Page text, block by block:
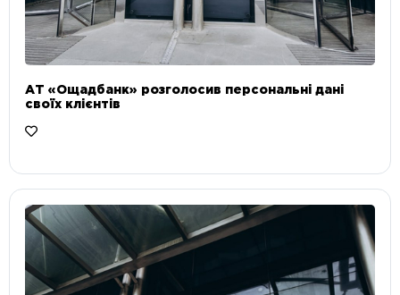
АТ «Ощадбанк» розголосив персональні дані
своїх клієнтів